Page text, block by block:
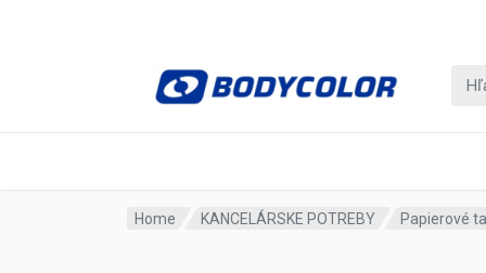
Home KANCELÁRSKE POTREBY Papierové